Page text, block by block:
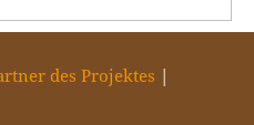
des Projektes